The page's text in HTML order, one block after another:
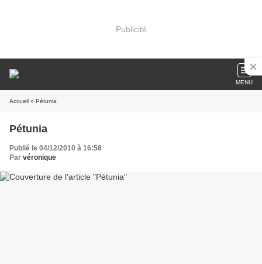
Publicité
MENU
Accueil » Pétunia
Pétunia
Publié le 04/12/2010 à 16:58
Par véronique